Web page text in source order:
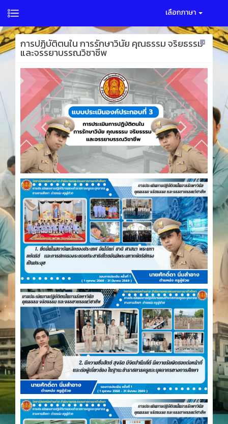
เลือกภาษา
การปฏิบัติตนใน การรักษาวินัย คุณธรรม จริยธรรม
และจรรยาบรรณวิชาชีพ